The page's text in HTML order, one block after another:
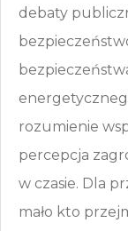
debaty
rozumienie
percepcja
w czasie. Dla
mało kto